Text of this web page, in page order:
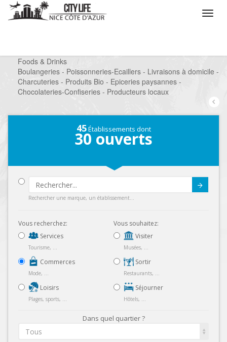
Foods & Drinks
/
Boulangeries - Poissonneries-Ecaillers - Livraisons à domicile -
Charcuteries - Produits Bio - Epiceries paysannes -
Chocolateries-Confiseries - Producteurs locaux
45Établissements dont
30 ouverts
Rechercher une marque, un établissement...
Vous recherchez:
Services
Tourisme, ...
Commerces
Mode, ...
Loisirs
Plages, sports, ...
Vous souhaitez:
Visiter
Musées, ...
Sortir
Restaurants, ...
Séjourner
Hôtels, ...
Dans quel quartier ?
Tous